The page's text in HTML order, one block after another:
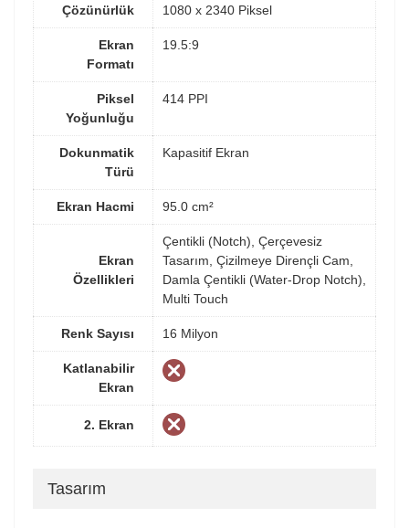
Çözünürlük 1080 x 2340 Piksel
Ekran
Formatı
19.5:9
Piksel
Yoğunluğu
414 PPI
Dokunmatik
Türü
Kapasitif Ekran
Ekran Hacmi 95.0 cm²
Ekran
Özellikleri
Çentikli (Notch), Çerçevesiz
Tasarım, Çizilmeye Dirençli Cam,
Damla Çentikli (Water-Drop Notch),
Multi Touch
Renk Sayısı 16 Milyon
Katlanabilir
Ekran
2. Ekran
Tasarım